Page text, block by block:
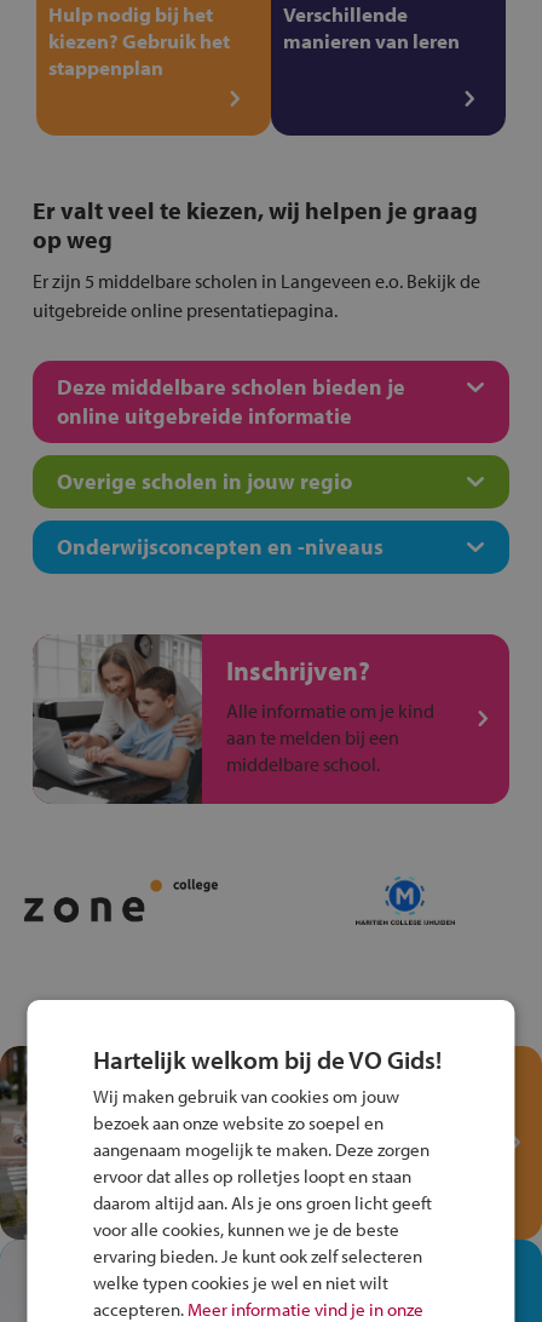
Hulp nodig bij het
kiezen? Gebruik het
stappenplan
Verschillende
manieren van leren
Er valt veel te kiezen, wij helpen je graag
op weg
Er zijn 5 middelbare scholen in Langeveen e.o. Bekijk de
uitgebreide online presentatiepagina.
Deze middelbare scholen bieden je
online uitgebreide informatie
Overige scholen in jouw regio
Onderwijsconcepten en -niveaus
Inschrijven?
Alle informatie om je kind
aan te melden bij een
middelbare school.
Test je kennis met het
Fiets Veilig
Verkeersspel!
Speel het Fiets Veilig Verkeersspel
en win een Cortina-fiets!
In de winkel ben je op je
plek!
Hartelijk welkom bij de VO Gids!
Wij maken gebruik van cookies om jouw
bezoek aan onze website zo soepel en
aangenaam mogelijk te maken. Deze zorgen
ervoor dat alles op rolletjes loopt en staan
daarom altijd aan. Als je ons groen licht geeft
voor alle cookies, kunnen we je de beste
ervaring bieden. Je kunt ook zelf selecteren
welke typen cookies je wel en niet wilt
accepteren. Meer informatie vind je in onze